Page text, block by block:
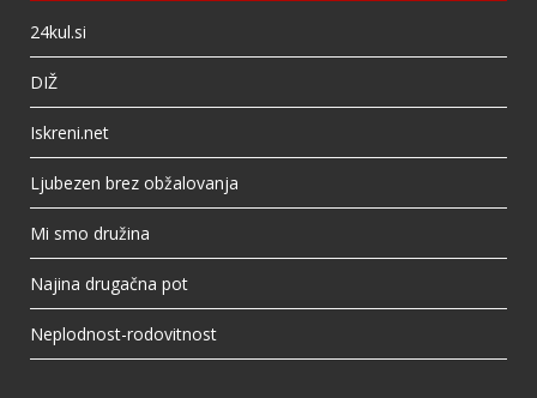
24kul.si
DIŽ
Iskreni.net
Ljubezen brez obžalovanja
Mi smo družina
Najina drugačna pot
Neplodnost-rodovitnost